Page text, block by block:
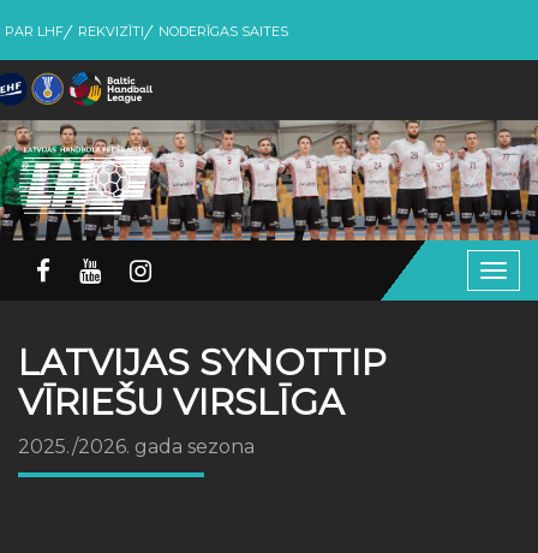
PAR LHF REKVIZĪTI NODERĪGAS SAITES
LATVIJAS SYNOTTIP
VĪRIEŠU VIRSLĪGA
2025./2026. gada sezona